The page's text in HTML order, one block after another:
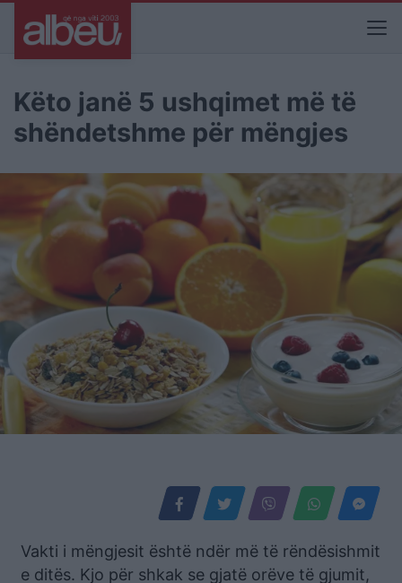
Këto janë 5 ushqimet më të
shëndetshme për mëngjes
Vakti i mëngjesit është ndër më të rëndësishmit
e ditës. Kjo për shkak se gjatë orëve të gjumit,